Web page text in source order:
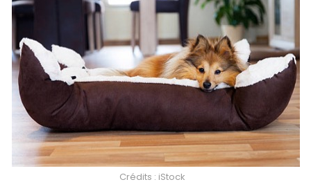
Crédits : iStock